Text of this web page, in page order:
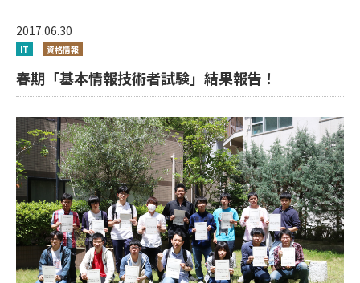
2017.06.30
IT 資格情報
春期「基本情報技術者試験」結果報告！